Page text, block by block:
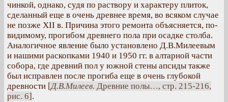
чинкой, однако, судя по раствору и характеру плиток,
сделанный еще в очень древнее время, во всяком случае
не позже XII в. Причина этого ремонта объясняется, по-
видимому, прогибом древнего пола при осадке столба.
Аналогичное явление было установлено Д.В.Милеевым
и нашими раскопками 1940 и 1950 гг. в алтарной части
собора, где древний пол у южной стены апсиды также
был исправлен после прогиба еще в очень глубокой
древности [Д.В.Милеев. Древние полы…, стр. 215-216,
рис. 6].